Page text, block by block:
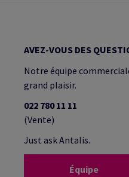
AVEZ-VOUS DES
Notre équipe
grand plaisir.
022 780 11 11
(Vente)
Just ask Antalis.
Équipe